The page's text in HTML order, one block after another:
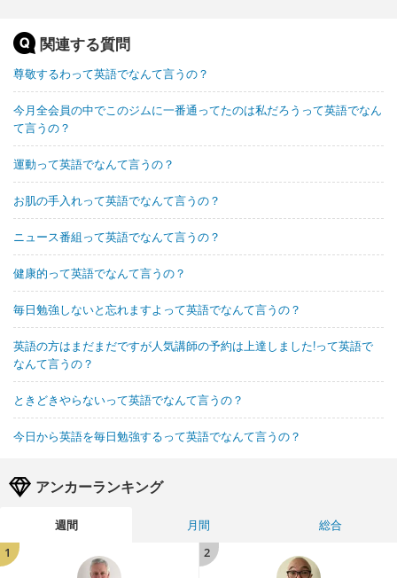
関連する質問
尊敬するわって英語でなんて言うの？
今月全会員の中でこのジムに一番通ってたのは私だろうって英語でなん
て言うの？
運動って英語でなんて言うの？
お肌の手入れって英語でなんて言うの？
ニュース番組って英語でなんて言うの？
健康的って英語でなんて言うの？
毎日勉強しないと忘れますよって英語でなんて言うの？
英語の方はまだまだですが人気講師の予約は上達しました!って英語で
なんて言うの？
ときどきやらないって英語でなんて言うの？
今日から英語を毎日勉強するって英語でなんて言うの？
アンカーランキング
週間 月間
総合
1
2